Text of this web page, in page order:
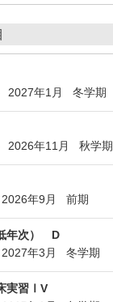
2027年1月 冬学期
2026年11月 秋学期
2026年9月 前期
年次） D
2027年3月 冬学期
実習ⅠV